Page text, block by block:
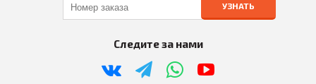
УЗНАТЬ
Следите за нами